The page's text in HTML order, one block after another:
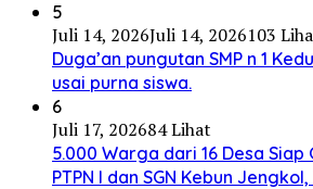
5
Juli 14, 2026Juli 14, 2026103
Duga’an pungutan SMP n 1
usai purna siswa.
6
Juli 17, 202684 Lihat
5.000 Warga dari 16 Desa Siap
PTPN I dan SGN Kebun